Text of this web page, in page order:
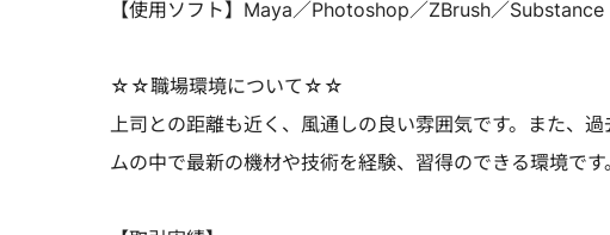
【使用ソフト】Maya／Photoshop／ZBrush／
☆☆職場環境について☆☆
上司との距離も近く、風通しの良い雰囲気です。また、
ムの中で最新の機材や技術を経験、習得のできる環境です。